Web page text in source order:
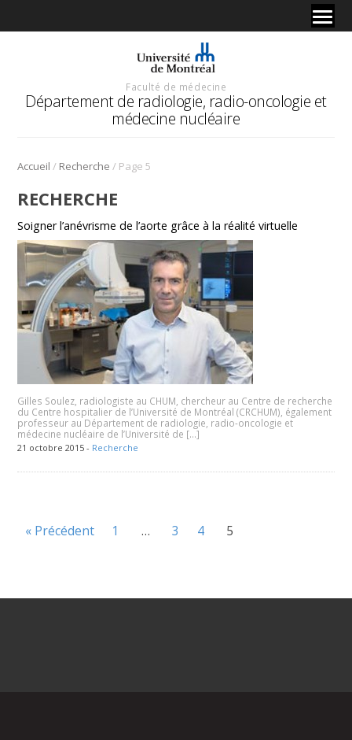
Faculté de médecine
Département de radiologie, radio-oncologie et
médecine nucléaire
Accueil / Recherche / Page 5
RECHERCHE
Soigner l’anévrisme de l’aorte grâce à la réalité virtuelle
Gilles Soulez, radiologiste au CHUM, chercheur au Centre de recherche
du Centre hospitalier de l’Université de Montréal (CRCHUM), également
professeur au Département de radiologie, radio-oncologie et
médecine nucléaire de l’Université de […]
21 octobre 2015 - Recherche
« Précédent 1 … 3 4 5